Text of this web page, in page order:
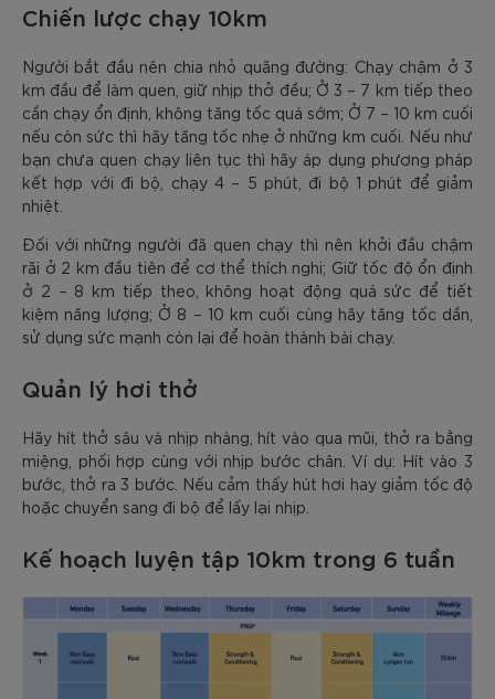
Chiến lược chạy 10km
Người bắt đầu nên chia nhỏ quãng đường: Chạy chậm ở 3
km đầu để làm quen, giữ nhịp thở đều; Ở 3 – 7 km tiếp theo
cần chạy ổn định, không tăng tốc quá sớm; Ở 7 – 10 km cuối
nếu còn sức thì hãy tăng tốc nhẹ ở những km cuối. Nếu như
bạn chưa quen chạy liên tục thì hãy áp dụng phương pháp
kết hợp với đi bộ, chạy 4 – 5 phút, đi bộ 1 phút để giảm
nhiệt.
Đối với những người đã quen chạy thì nên khởi đầu chậm
rãi ở 2 km đầu tiên để cơ thể thích nghi; Giữ tốc độ ổn định
ở 2 – 8 km tiếp theo, không hoạt động quá sức để tiết
kiệm năng lượng; Ở 8 – 10 km cuối cùng hãy tăng tốc dần,
sử dụng sức mạnh còn lại để hoàn thành bài chạy.
Quản lý hơi thở
Hãy hít thở sâu và nhịp nhàng, hít vào qua mũi, thở ra bằng
miệng, phối hợp cùng với nhịp bước chân. Ví dụ: Hít vào 3
bước, thở ra 3 bước. Nếu cảm thấy hút hơi hay giảm tốc độ
hoặc chuyển sang đi bộ để lấy lại nhịp.
Kế hoạch luyện tập 10km trong 6 tuần